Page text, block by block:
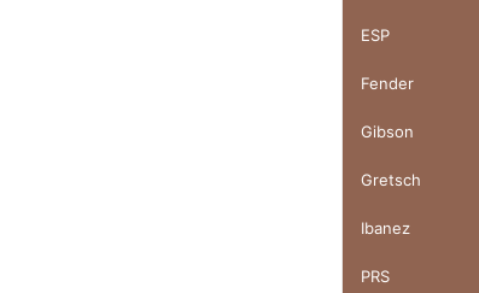
ESP
Fender
Gibson
Gretsch
Ibanez
PRS